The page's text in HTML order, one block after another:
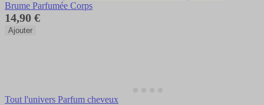
Brume Parfumée Corps
14,90 €
Ajouter
Tout l'univers Parfum cheveux